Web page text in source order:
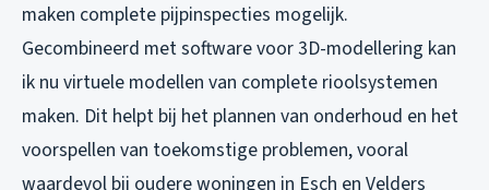
maken complete pijpinspecties mogelijk.
Gecombineerd met software voor 3D-modellering kan
ik nu virtuele modellen van complete rioolsystemen
maken. Dit helpt bij het plannen van onderhoud en het
voorspellen van toekomstige problemen, vooral
waardevol bij oudere woningen in Esch en Velders